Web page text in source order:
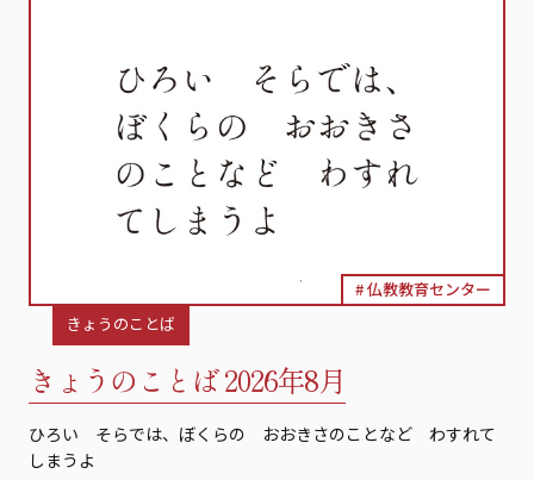
きょうのことばアーカイブ（～2020年）
仏教教育センター
きょうのことば
きょうのことば 2026年8月
ひろい そらでは、ぼくらの おおきさのことなど わすれて
しまうよ